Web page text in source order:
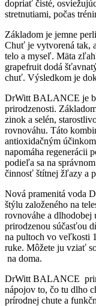
dopriať čisté,
stretnutiami, počas
Základom je jemne
Chuť je vytvorená tak,
telo a myseľ. Mäta
grapefruit dodá
chuť. Výsledkom je
DrWitt BALANCE je
prirodzenosti.
zinok a selén,
rovnováhu. Táto
antioxidačným
napomáha regenerácii
podieľa sa na
činnosť štítnej žľazy a
Nová pramenitá voda
štýlu založeného na
rovnováhe a dlhodobej
prirodzenou súčasťou
na pultoch vo veľkosti
ruke. Môžete ju vziať
na doma.
DrWitt BALANCE
nápojov to, čo tu dlho
prírodnej chute a